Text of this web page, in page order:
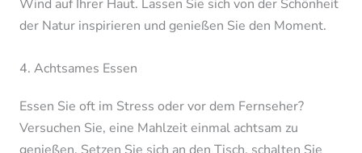
Wind auf Ihrer Haut. Lassen Sie sich von der Schönheit
der Natur inspirieren und genießen Sie den Moment.
4. Achtsames Essen
Essen Sie oft im Stress oder vor dem Fernseher?
Versuchen Sie, eine Mahlzeit einmal achtsam zu
genießen. Setzen Sie sich an den Tisch, schalten Sie